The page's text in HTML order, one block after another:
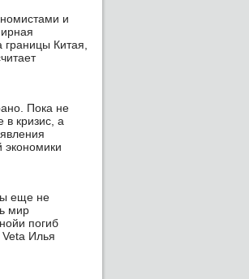
и
Китая,
Пока не
в кризис, а
экономики
еще не
мир
погиб
Илья